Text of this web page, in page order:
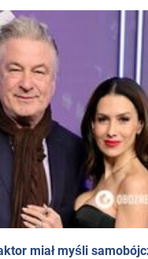
miał myśli